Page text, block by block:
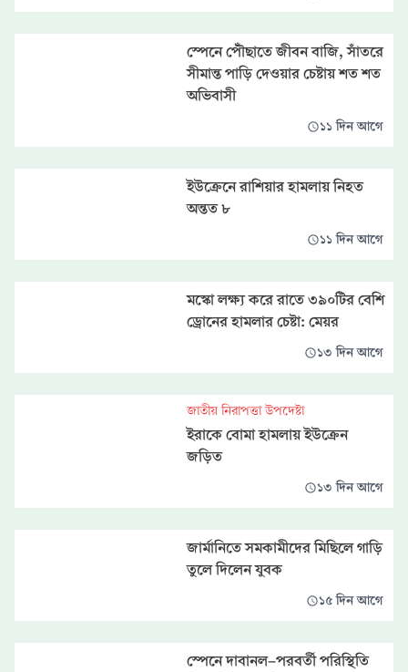
স্পেনে পৌঁছাতে জীবন বাজি, সাঁতরে
সীমান্ত পাড়ি দেওয়ার চেষ্টায় শত শত
অভিবাসী
১১ দিন আগে
ইউক্রেনে রাশিয়ার হামলায় নিহত
অন্তত ৮
১১ দিন আগে
মস্কো লক্ষ্য করে রাতে ৩৯০টির বেশি
ড্রোনের হামলার চেষ্টা: মেয়র
১৩ দিন আগে
জাতীয় নিরাপত্তা উপদেষ্টা
ইরাকে বোমা হামলায় ইউক্রেন
জড়িত
১৩ দিন আগে
জার্মানিতে সমকামীদের মিছিলে গাড়ি
তুলে দিলেন যুবক
১৫ দিন আগে
স্পেনে দাবানল-পরবর্তী পরিস্থিতি